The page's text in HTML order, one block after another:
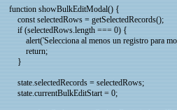
function showBulkEditModal() {
const selectedRows = getSelectedRecords();
if (selectedRows.length === 0) {
alert('Selecciona al menos un registro para
return;
}
state.selectedRecords = selectedRows;
state.currentBulkEditStart = 0;